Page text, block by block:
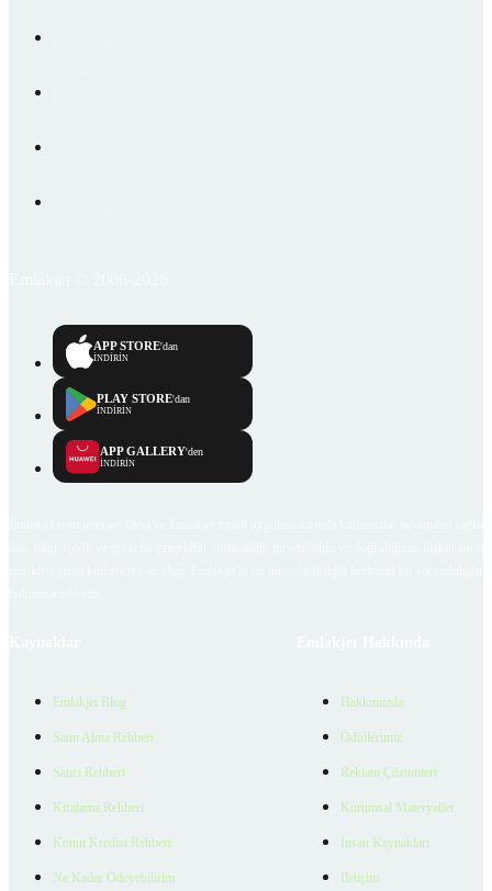
APP STORE'dan
İNDİRİN
PLAY STORE'dan
İNDİRİN
APP GALLERY'den
İNDİRİN
Emlakjet Blog
Satın Alma Rehberi
Satıcı Rehberi
Kiralama Rehberi
Konut Kredisi Rehberi
Ne Kadar Ödeyebilirim
Hakkımızda
Ödüllerimiz
Reklam Çözümleri
Kurumsal Materyaller
İnsan Kaynakları
İletişim